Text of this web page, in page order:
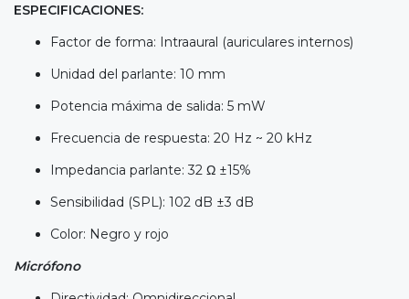
ESPECIFICACIONES:
Factor de forma: Intraaural (auriculares internos)
Unidad del parlante: 10 mm
Potencia máxima de salida: 5 mW
Frecuencia de respuesta: 20 Hz ~ 20 kHz
Impedancia parlante: 32 Ω ±15%
Sensibilidad (SPL): 102 dB ±3 dB
Color: Negro y rojo
Micrófono